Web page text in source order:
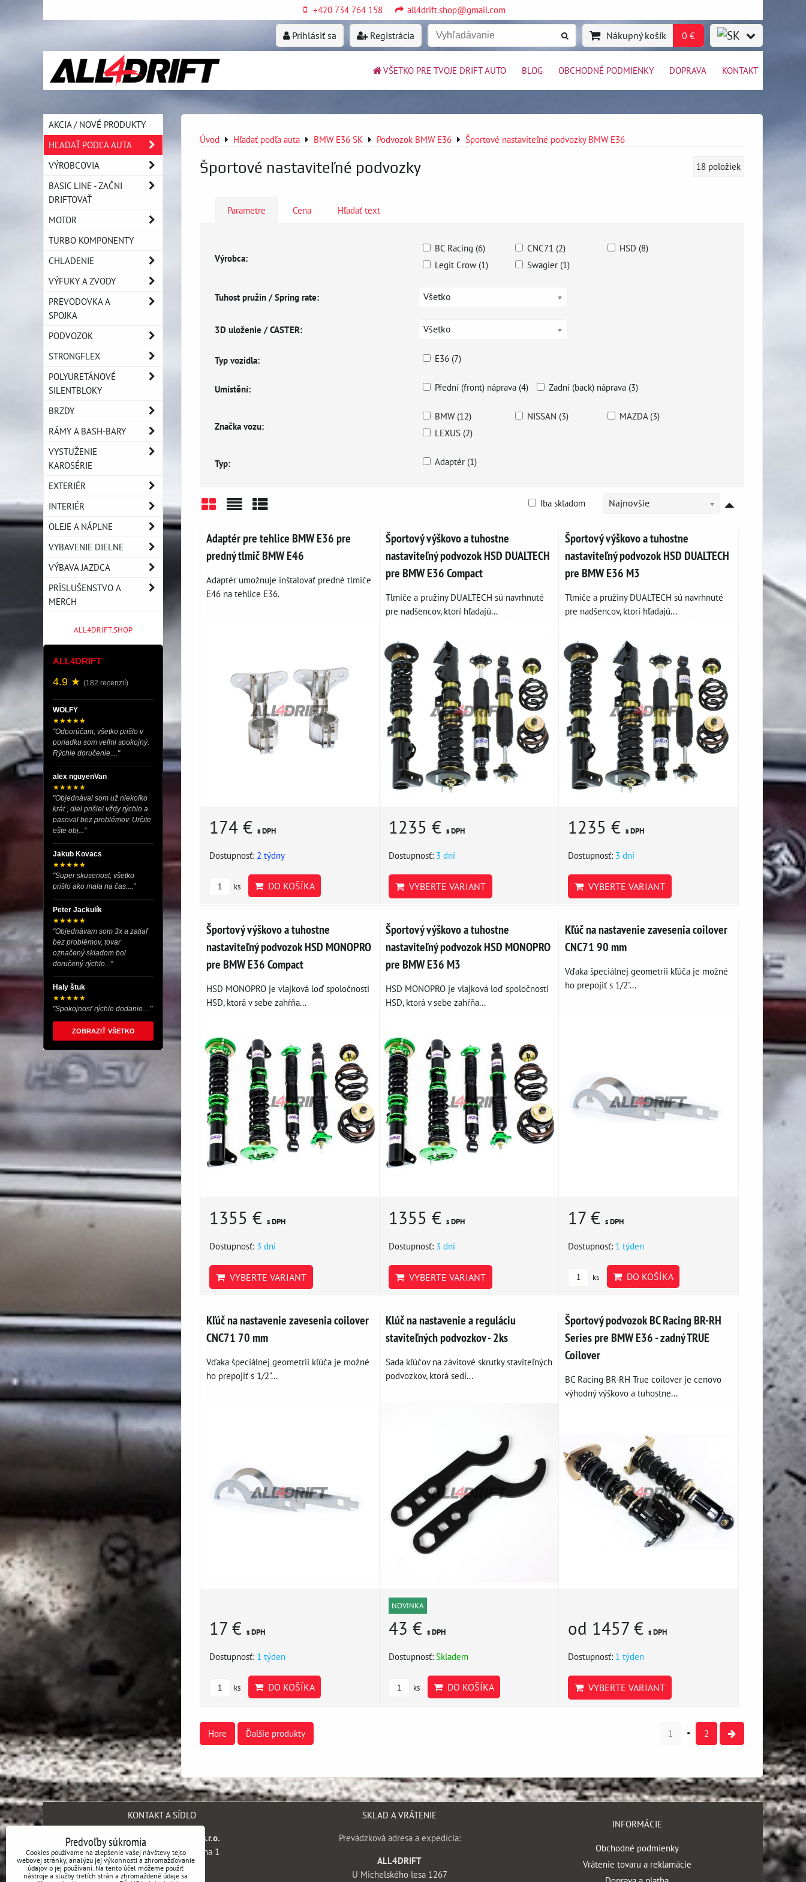
+420 734 764 158 all4drift.shop@gmail.com
Prihlásiť sa Registrácia Nákupný košík 0 €
VŠETKO PRE TVOJE DRIFT AUTO BLOG OBCHODNÉ PODMIENKY DOPRAVA KONTAKT
Úvod Hľadať podľa auta BMW E36 SK Podvozok BMW E36 Športové nastaviteľné podvozky BMW E36
Športové nastaviteľné podvozky 18 položiek
Parametre Cena Hľadať text
Výrobca:
BC Racing (6) CNC71 (2)
HSD (8)
Legit Crow (1)
Swagier (1)
Tuhost pružin / Spring rate: Všetko
3D uloženie / CASTER: Všetko
Typ vozidla: E36 (7)
Umístění: Přední (front) náprava (4) Zadní (back) náprava (3)
Značka vozu:
BMW (12) NISSAN (3)
MAZDA (3)
LEXUS (2)
Typ: Adaptér (1)
Najnovšie
Iba skladom
Adaptér pre tehlice BMW E36 pre
predný tlmič BMW E46
Adaptér umožnuje inštalovať predné tlmiče
E46 na tehlice E36.
174 € s DPH
Dostupnosť: 2 týdny
ks DO KOŠÍKA
Športový výškovo a tuhostne
nastaviteľný podvozok HSD DUALTECH
pre BMW E36 Compact
Tlmiče a pružiny DUALTECH sú navrhnuté
pre nadšencov, ktorí hľadajú...
1235 € s DPH
Dostupnosť: 3 dni
VYBERTE VARIANT
Športový výškovo a tuhostne
nastaviteľný podvozok HSD DUALTECH
pre BMW E36 M3
Tlmiče a pružiny DUALTECH sú navrhnuté
pre nadšencov, ktorí hľadajú...
1235 €s DPH
Dostupnosť: 3 dni
VYBERTE VARIANT
Športový výškovo a tuhostne
nastaviteľný podvozok HSD MONOPRO
pre BMW E36 Compact
HSD MONOPRO je vlajková loď spoločnosti
HSD, ktorá v sebe zahŕňa...
1355 € s DPH
Dostupnosť: 3 dni
VYBERTE VARIANT
Športový výškovo a tuhostne
nastaviteľný podvozok HSD MONOPRO
pre BMW E36 M3
HSD MONOPRO je vlajková loď spoločnosti
HSD, ktorá v sebe zahŕňa...
1355 € s DPH
Dostupnosť: 3 dni
VYBERTE VARIANT
Kľúč na nastavenie zavesenia coilover
CNC71 90 mm
Vďaka špeciálnej geometrii kľúča je možné
ho prepojiť s 1/2"...
17 €s DPH
Dostupnosť: 1 týden
ks DO KOŠÍKA
Kľúč na nastavenie zavesenia coilover
CNC71 70 mm
Vďaka špeciálnej geometrii kľúča je možné
ho prepojiť s 1/2"...
17 € s DPH
Dostupnosť: 1 týden
ks DO KOŠÍKA
Klúč na nastavenie a reguláciu
staviteľných podvozkov - 2ks
Sada kľúčov na závitové skrutky staviteľných
podvozkov, ktorá sedí...
NOVINKA
43 € s DPH
Dostupnosť: Skladem
ks DO KOŠÍKA
Športový podvozok BC Racing BR-RH
Series pre BMW E36 - zadný TRUE
Coilover
BC Racing BR-RH True coilover je cenovo
výhodný výškovo a tuhostne...
od 1457 €s DPH
Dostupnosť: 1 týden
VYBERTE VARIANT
Hore Ďalšie produkty 1 2
AKCIA / NOVÉ PRODUKTY
HĽADAŤ PODĽA AUTA
VÝROBCOVIA
BASIC LINE - ZAČNI
DRIFTOVAŤ
MOTOR
TURBO KOMPONENTY
CHLADENIE
VÝFUKY A ZVODY
PREVODOVKA A
SPOJKA
PODVOZOK
STRONGFLEX
POLYURETÁNOVÉ
SILENTBLOKY
BRZDY
RÁMY A BASH-BARY
VYSTUŽENIE
KAROSÉRIE
EXTERIÉR
INTERIÉR
OLEJE A NÁPLNE
VYBAVENIE DIELNE
VÝBAVA JAZDCA
PRÍSLUŠENSTVO A
MERCH
ALL4DRIFT.SHOP
ALL4DRIFT
4.9 ★ (182 recenzií)
WOLFY
★★★★★
"Odporúčam, všetko prišlo v
poriadku som veľmi spokojný.
Rýchle doručenie...."
alex nguyenVan
★★★★★
"Objednával som už niekoľko
krát , diel prišiel vždy rýchlo a
pasoval bez problémov. Určite
ešte obj..."
Jakub Kovacs
★★★★★
"Super skusenost, všetko
prišlo ako mala na čas...."
Peter Jackulík
★★★★★
"Objednávam som 3x a zatiaľ
bez problémov, tovar
označený skladom bol
doručený rýchlo..."
Haly štuk
★★★★★
"Spokojnosť rýchle dodanie...."
ZOBRAZIŤ VŠETKO
KONTAKT A SÍDLO
SH engineering company s.r.o.
Kaprova 42/14, 110 00 Praha 1
Česká republika
SKLAD A VRÁTENIE
Prevádzková adresa a expedícia:
ALL4DRIFT
U Michelského lesa 1267
INFORMÁCIE
Obchodné podmienky
Vrátenie tovaru a reklamácie
Predvoľby súkromia
Cookies používame na zlepšenie vašej návštevy tejto
webovej stránky, analýzu jej výkonnosti a zhromažďovanie
údajov o jej používaní. Na tento účel môžeme použiť
nástroje a služby tretích strán a zhromaždené údaje sa